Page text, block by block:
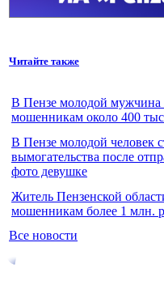
Читайте также
В Пензе молодой мужчина
мошенникам около 400
В Пензе молодой человек
вымогательства после
фото девушке
Житель Пензенской
мошенникам более 1 млн.
Все новости